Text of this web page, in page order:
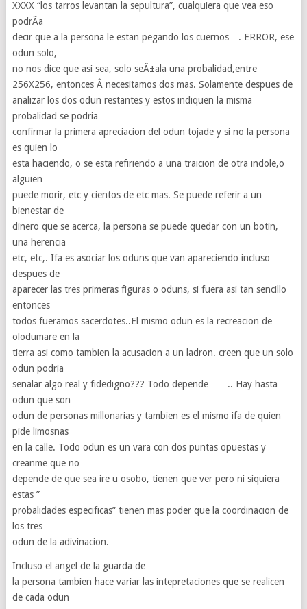
XXXX “los tarros levantan la sepultura”, cualquiera que vea eso
podrÃ­a
decir que a la persona le estan pegando los cuernos…. ERROR, ese
odun solo,
no nos dice que asi sea, solo seÃ±ala una probalidad,entre
256X256, entonces Â necesitamos dos mas. Solamente despues de
analizar los dos odun restantes y estos indiquen la misma
probalidad se podria
confirmar la primera apreciacion del odun tojade y si no la persona
es quien lo
esta haciendo, o se esta refiriendo a una traicion de otra indole,o
alguien
puede morir, etc y cientos de etc mas. Se puede referir a un
bienestar de
dinero que se acerca, la persona se puede quedar con un botin,
una herencia
etc, etc,. Ifa es asociar los oduns que van apareciendo incluso
despues de
aparecer las tres primeras figuras o oduns, si fuera asi tan sencillo
entonces
todos fueramos sacerdotes..El mismo odun es la recreacion de
olodumare en la
tierra asi como tambien la acusacion a un ladron. creen que un solo
odun podria
senalar algo real y fidedigno??? Todo depende…….. Hay hasta
odun que son
odun de personas millonarias y tambien es el mismo ifa de quien
pide limosnas
en la calle. Todo odun es un vara con dos puntas opuestas y
creanme que no
depende de que sea ire u osobo, tienen que ver pero ni siquiera
estas ”
probalidades especificas” tienen mas poder que la coordinacion de
los tres
odun de la adivinacion.
Incluso el angel de la guarda de
la persona tambien hace variar las intepretaciones que se realicen
de cada odun